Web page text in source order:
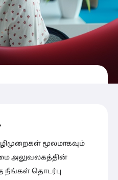
மூலமாகவும்
அலுவலகத்தின்
தொடர்பு